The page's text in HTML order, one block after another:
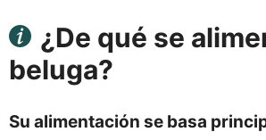
¿De qué se
beluga?
Su alimentación se basa